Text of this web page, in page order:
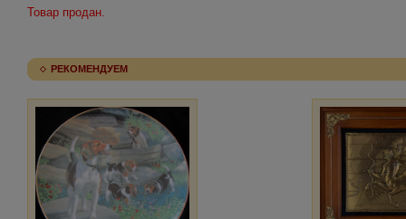
Товар продан.
РЕКОМЕНДУЕМ